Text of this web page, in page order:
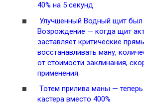
40% на 5 секунд
Улучшенный Водный щит был
Возрождение — когда щит
заставляет критические
восстанавливать ману,
от стоимости заклинания,
применения.
Тотем прилива маны —
кастера вместо 400%